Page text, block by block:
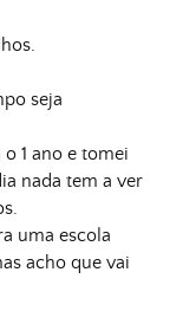
seja
1 ano e tomei
nada tem a ver
uma escola
acho que vai